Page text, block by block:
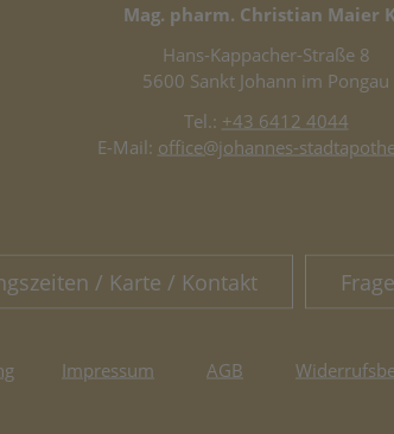
Mag. pharm. Christian Maier
Hans-Kappacher-Straße 8
5600 Sankt Johann im Pongau
Tel.: +43 6412 4044
E-Mail: office@johannes-
/ Karte / Kontakt
Impressum AGB